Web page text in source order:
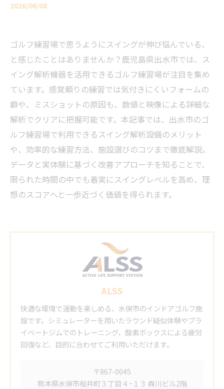
2026/06/08
ゴルフ練習場で思うようにスイングが伸び悩んでいる、
と感じたことはありませんか？鹿児島県出水市では、ス
イング解析機器を活用できるゴルフ練習場が注目を集め
ています。感覚頼りの練習では気付きにくいフォームの
癖や、ミスショットの原因も、数値と映像による詳細な
解析でクリアに把握可能です。本記事では、出水市のゴ
ルフ練習場で利用できるスイング解析設備のメリット
や、効率的な練習方法、施設選びのコツまで徹底解説。
データと実体験に基づく改善アプローチを知ることで、
限られた時間の中でも着実にスイングレベルを高め、理
想のスコアへと一歩近づく価値を得られます。
ALSS
快適な環境で運動を楽しめる、水俣市のインドアゴルフ施
設です。シミュレーターを用いたラウンド疑似体験やプラ
イベートジムでのトレーニング、酸素ボックスによる疲労
回復など、目的に合わせてご利用いただけます。
〒867-0045
熊本県水俣市桜井町３丁目４−１３ 森川ビル2階